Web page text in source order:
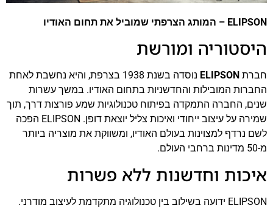
ELIPSON – המותג הצרפתי שמוביל את תחום האודיו
היסטוריה ומורשת
חברת ELIPSON
נוסדה בשנת 1938 בצרפת, והיא נחשבת לאחת
החברות המובילות והחדשניות בתחום האודיו. במשך עשרות
שנים, החברה התמקדה בפיתוח טכנולוגיות שמע פורצות דרך, תוך
שמירה על עיצוב ייחודי ואיכות צליל יוצאת דופן. ELIPSON הפכה
לשם נרדף למצוינות בעולם האודיו, ומשווקת את מוצריה ביותר
מ-50 מדינות ברחבי העולם.
איכות וחדשנות ללא פשרות
ELIPSON ידועה בשילוב בין טכנולוגיה מתקדמת לעיצוב מודרני.